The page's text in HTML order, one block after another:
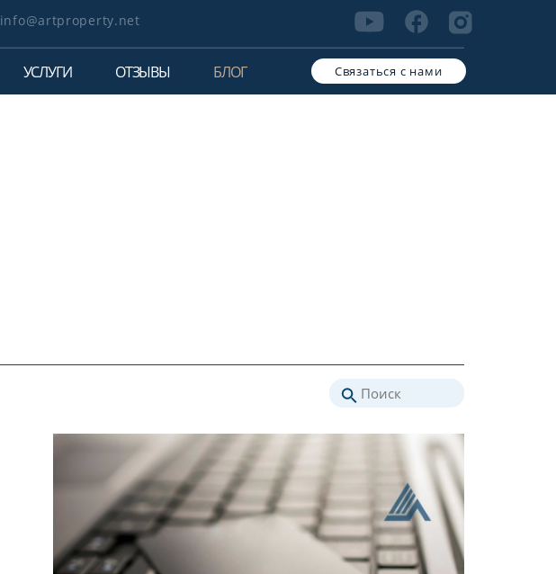
info@artproperty.net
УСЛУГИ ОТЗЫВЫ БЛОГ Связаться с нами